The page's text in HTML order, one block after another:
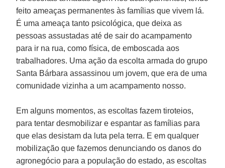
feito ameaças permanentes às famílias que vivem lá.
É uma ameaça tanto psicológica, que deixa as
pessoas assustadas até de sair do acampamento
para ir na rua, como física, de emboscada aos
trabalhadores. Uma ação da escolta armada do grupo
Santa Bárbara assassinou um jovem, que era de uma
comunidade vizinha a um acampamento nosso.
Em alguns momentos, as escoltas fazem tiroteios,
para tentar desmobilizar e espantar as famílias para
que elas desistam da luta pela terra. E em qualquer
mobilização que fazemos denunciando os danos do
agronegócio para a população do estado, as escoltas